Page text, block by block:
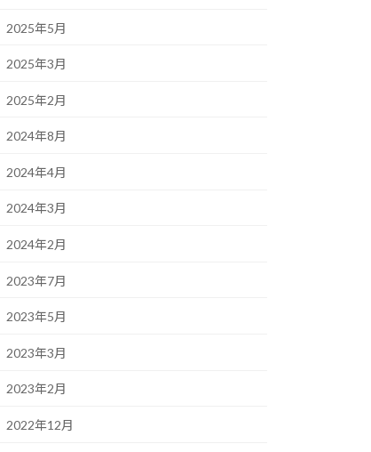
2025年5月
2025年3月
2025年2月
2024年8月
2024年4月
2024年3月
2024年2月
2023年7月
2023年5月
2023年3月
2023年2月
2022年12月